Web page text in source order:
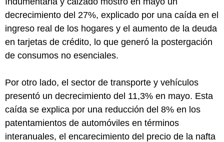
decrecimiento del 27%, explicado por una caída en el
ingreso real de los hogares y el aumento de la deuda
en tarjetas de crédito, lo que generó la postergación
de consumos no esenciales.
Por otro lado, el sector de transporte y vehículos
presentó un decrecimiento del 11,3% en mayo. Esta
caída se explica por una reducción del 8% en los
patentamientos de automóviles en términos
interanuales, el encarecimiento del precio de la nafta